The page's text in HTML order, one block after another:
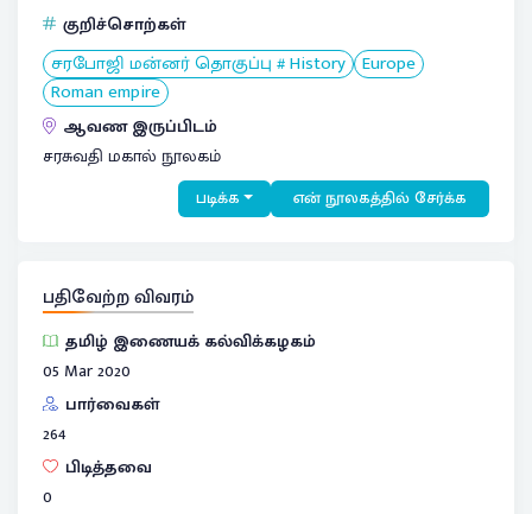
குறிச்சொற்கள்
சரபோஜி மன்னர் தொகுப்பு # History Europe
Roman empire
ஆவண இருப்பிடம்
சரசுவதி மகால் நூலகம்
படிக்க என் நூலகத்தில் சேர்க்க
பதிவேற்ற விவரம்
தமிழ் இணையக் கல்விக்கழகம்
05 Mar 2020
பார்வைகள்
264
பிடித்தவை
0